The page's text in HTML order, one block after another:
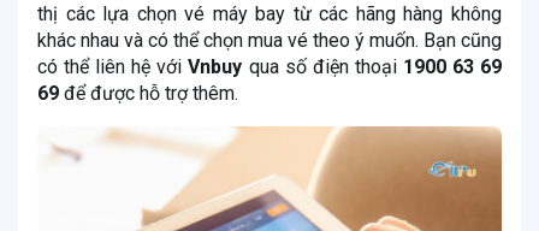
thị các lựa chọn vé máy bay từ các hãng hàng không
khác nhau và có thể chọn mua vé theo ý muốn. Bạn cũng
có thể liên hệ vớiVnbuy qua số điện thoại 1900 63 69
69 để được hỗ trợ thêm.